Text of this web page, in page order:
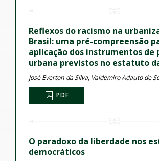
Reflexos do racismo na
Brasil: uma pré-compreensão
aplicação dos instrumentos de
urbana previstos no estatuto
José Everton da Silva, Valdemiro Adauto de
PDF
O paradoxo da liberdade nos
democráticos